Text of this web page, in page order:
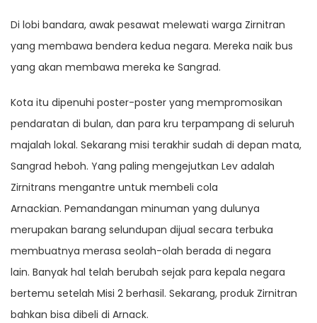
Di lobi bandara, awak pesawat melewati warga Zirnitran
yang membawa bendera kedua negara. Mereka naik bus
yang akan membawa mereka ke Sangrad.
Kota itu dipenuhi poster-poster yang mempromosikan
pendaratan di bulan, dan para kru terpampang di seluruh
majalah lokal. Sekarang misi terakhir sudah di depan mata,
Sangrad heboh. Yang paling mengejutkan Lev adalah
Zirnitrans mengantre untuk membeli cola
Arnackian. Pemandangan minuman yang dulunya
merupakan barang selundupan dijual secara terbuka
membuatnya merasa seolah-olah berada di negara
lain. Banyak hal telah berubah sejak para kepala negara
bertemu setelah Misi 2 berhasil. Sekarang, produk Zirnitran
bahkan bisa dibeli di Arnack.